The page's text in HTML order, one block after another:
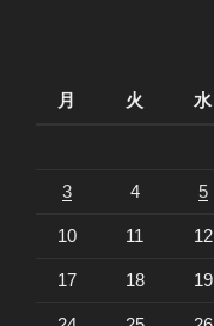
月
火 水
3 4 5
10 11 12
17 18 19